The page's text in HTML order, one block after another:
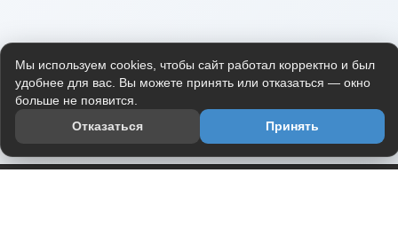
Мы используем cookies, чтобы сайт работал корректно и был
удобнее для вас. Вы можете принять или отказаться — окно
больше не появится.
Отказаться
Принять